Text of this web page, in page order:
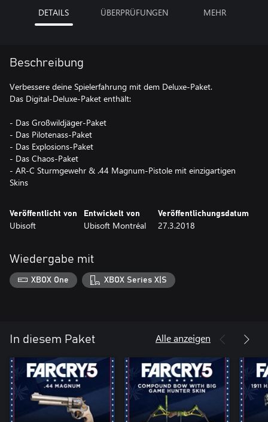
DETAILS ÜBERPRÜFUNGEN MEHR
Beschreibung
Verbessere deine Spielerfahrung mit dem Deluxe-Paket.
Das Digital-Deluxe-Paket enthält:
- Das Großwildjäger-Paket
- Das Pilotenass-Paket
- Das Explosions-Paket
- Das Chaos-Paket
- AR-C Sturmgewehr & .44 Magnum-Pistole mit einzigartigen
Skins
Veröffentlicht von
Ubisoft
Entwickelt von
Ubisoft Montréal
Veröffentlichungsdatum
27.3.2018
Wiedergabe mit
XBOX One XBOX Series X|S
In diesem Paket Alle anzeigen